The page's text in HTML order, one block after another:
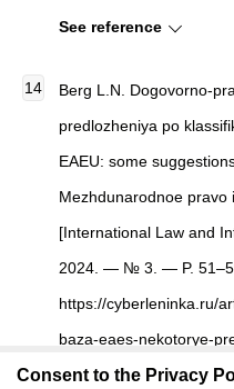
See reference
Berg L.N. Dogovorno-
predlozheniya po
EAEU: some
Mezhdunarodnoe
[International Law and
2024. — № 3. — P.
https://cyberleninka.ru/
baza-eaes-nekotorye-
(accessed: 23.04.2026).
Consent to the Privacy